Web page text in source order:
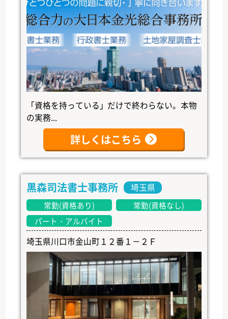
「資格を持っている」だけで終わらない。本物
の実務...
詳しくはこちら
黒森司法書士事務所 埼玉県
常勤(資格あり)
常勤(資格なし)
パート・アルバイト
埼玉県川口市金山町１２番１－２Ｆ